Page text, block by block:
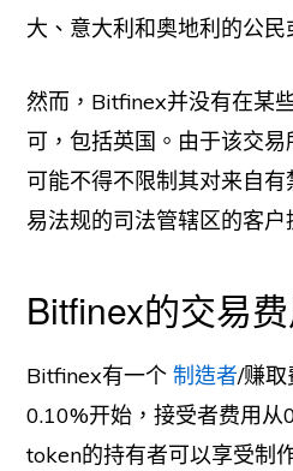
大、意大利和奥地利的公民
然而，Bitfinex并没有在某
可，包括英国。由于该交
可能不得不限制其对来自
易法规的司法管辖区的客户
Bitfinex的交易
Bitfinex有一个制造者/赚取
0.10%开始，接受者费用从
token的持有者可以享受制